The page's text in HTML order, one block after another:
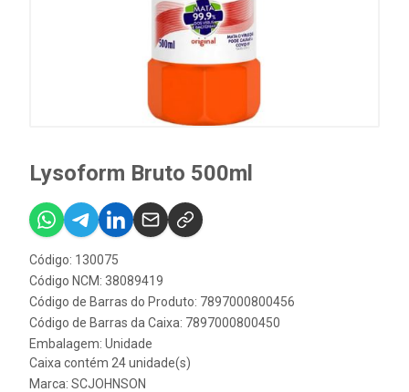
Lysoform Bruto 500ml
Código: 130075
Código NCM: 38089419
Código de Barras do Produto: 7897000800456
Código de Barras da Caixa: 7897000800450
Embalagem: Unidade
Caixa contém 24 unidade(s)
Marca: SCJOHNSON